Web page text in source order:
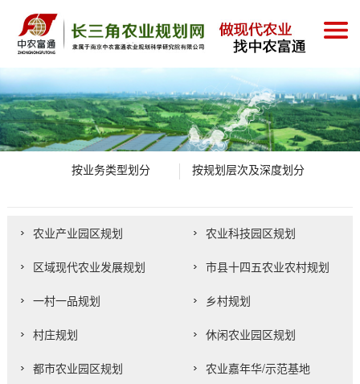
按业务类型划分 按规划层次及深度划分
农业产业园区规划 农业科技园区规划
区域现代农业发展规划 市县十四五农业农村规划
一村一品规划 乡村规划
村庄规划 休闲农业园区规划
都市农业园区规划 农业嘉年华/示范基地